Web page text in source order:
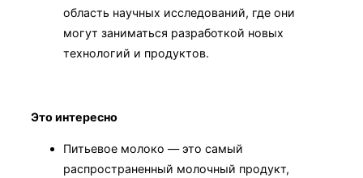
область научных исследований, где они
могут заниматься разработкой новых
технологий и продуктов.
Это интересно
Питьевое молоко — это самый
распространенный молочный продукт,